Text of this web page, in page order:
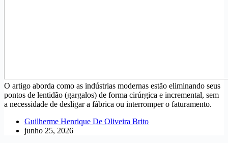
O artigo aborda como as indústrias modernas estão eliminando seus
pontos de lentidão (gargalos) de forma cirúrgica e incremental, sem
a necessidade de desligar a fábrica ou interromper o faturamento.
Guilherme Henrique De Oliveira Brito
junho 25, 2026